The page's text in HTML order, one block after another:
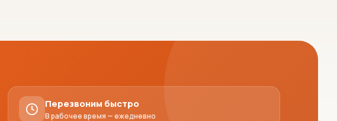
Перезвоним быстро
В рабочее время — ежедневно